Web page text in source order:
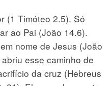
(1 Timóteo 2.5). Só
ao Pai (João 14.6).
nome de Jesus (João
esse caminho de
da cruz (Hebreus